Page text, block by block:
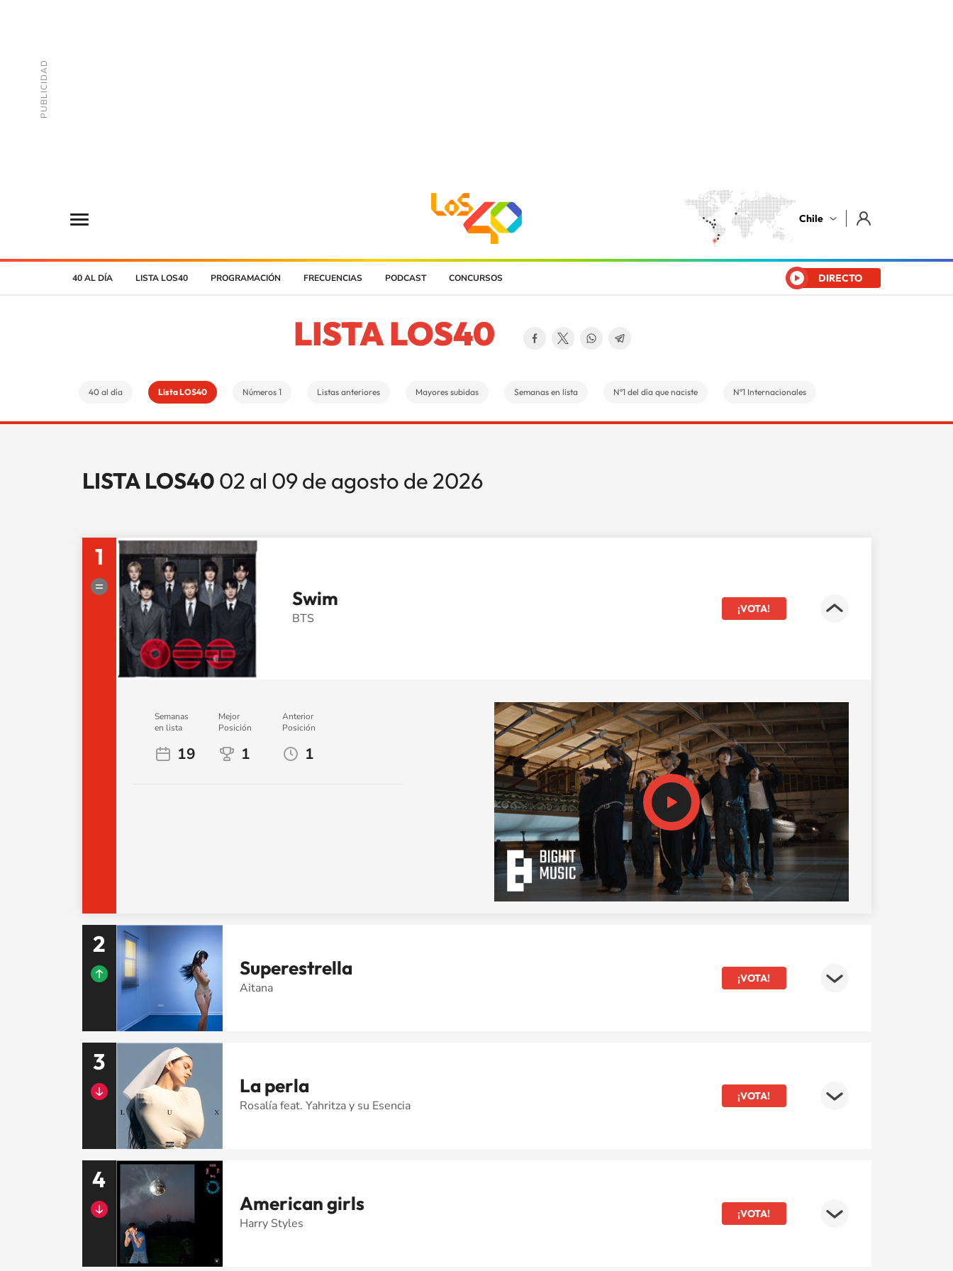
Chile
40 AL DÍA LISTA LOS40 PROGRAMACIÓN FRECUENCIAS PODCAST CONCURSOS DIRECTO
LISTA LOS40
40 al día Lista LOS40 Números 1 Listas anteriores Mayores subidas Semanas en lista Nº1 del día que naciste Nº1 Internacionales
LISTA LOS40 02 al 09 de agosto de 2026
1
Swim
BTS
¡VOTA!
Semanas
en lista
19
Mejor
Posición
1
Anterior
Posición
1
2
Superestrella
Aitana
¡VOTA!
3
La perla
Rosalía feat. Yahritza y su Esencia
¡VOTA!
4
American girls
Harry Styles
¡VOTA!